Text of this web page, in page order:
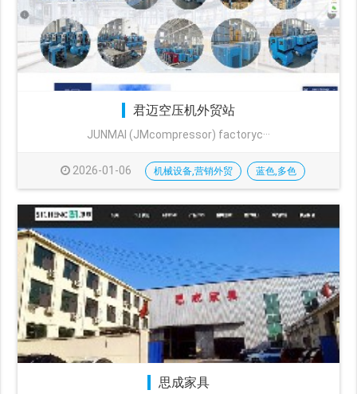
君迈空压机外贸站
JUNMAI (JMcompressor) factoryc···
2026-01-06 机械设备,营销外贸 蓝色,多色
思成家具